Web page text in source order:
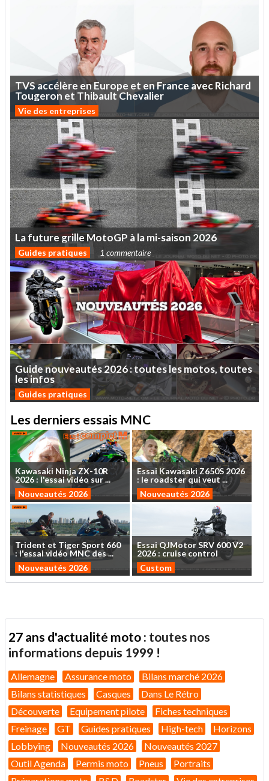
TVSaccélère enEurope et enFrance avecRichard
Tougeron et Thibault Chevalier
Vie des entreprises
Lafuturegrille MotoGP àlami-saison 2026
Guides pratiques 1 commentaire
Guidenouveautés2026:touteslesmotos,toutes
lesinfos
Guides pratiques
Les derniers essais MNC
Kawasaki NinjaZX-10R
2026: l'essaividéo sur...
Nouveautés 2026
Essai KawasakiZ650S 2026
: le roadsterquiveut ...
Nouveautés 2026
Trident et TigerSport 660
: l'essaividéoMNCdes...
Nouveautés 2026
EssaiQJMotorSRV 600V2
2026 : cruise control
Custom
27 ans d'actualité moto : toutes nos
informations depuis 1999 !
Allemagne Assurance moto
Bilans marché 2026
Bilans statistiques
Casques
Dans Le Rétro
Découverte
Equipement pilote
Fiches techniques
Freinage
GT Guides pratiques High-tech
Horizons
Lobbying
Nouveautés 2026
Nouveautés 2027
Outil Agenda
Permis moto Pneus
Portraits